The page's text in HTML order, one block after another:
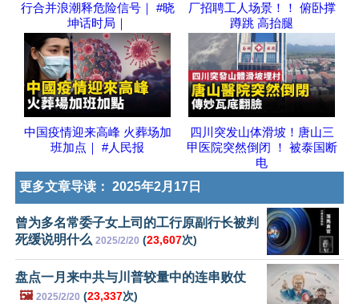
行合并浪潮释危险信号｜ #晓
坤话时局｜
厂招聘工人场景！！ 俯卧撑
蹲跳 高抬腿
中国疫情迎来高峰 火葬场加
班加点｜ #人民报
四川突发山体滑坡！唐山三
甲医院突然倒闭 ！ 被泰国断
电
更多文章导读： 2025年2月17日
曾为多名常委子女上司的工行原副行长被判
死缓说明什么 2025/2/20 (23,607次)
盘点一月来中共与川普较量中的连串败仗
🖼️ 2025/2/20 (23,337次)